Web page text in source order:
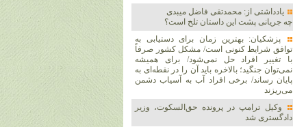
یادداشتی از: محمدتقی فاضل میبدی
چه جریانی پشت این داستان تلخ است؟
پزشکیان‌: بهترین زمان برای دستیابی به
توافق شرایط کنونی است/ مشکل کشور صرفاً
با تغییر افراد حل نمی‌شود/ برای همیشه
نمی‌توان جنگید؛ بالاخره باید آن را در نقطه‌ای به
پایان رساند/ برخی افراد آب به آسیاب دشمن
می‌ریزند
وکیل ترامپ در پرونده حق‌السکوت، وزیر
دادگستری شد